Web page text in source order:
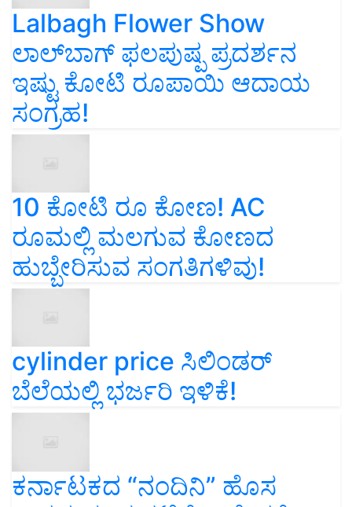
Lalbagh Flower Show
ಲಾಲ್‌ಬಾಗ್ ಫಲಪುಷ್ಪ ಪ್ರದರ್ಶನ
ಇಷ್ಟು ಕೋಟಿ ರೂಪಾಯಿ ಆದಾಯ
ಸಂಗ್ರಹ!
10 ಕೋಟಿ ರೂ ಕೋಣ! AC
ರೂಮಲ್ಲಿ ಮಲಗುವ ಕೋಣದ
ಹುಬ್ಬೇರಿಸುವ ಸಂಗತಿಗಳಿವು!
cylinder price ಸಿಲಿಂಡರ್‌
ಬೆಲೆಯಲ್ಲಿ ಭರ್ಜರಿ ಇಳಿಕೆ!
ಕರ್ನಾಟಕದ “ನಂದಿನಿ” ಹೊಸ